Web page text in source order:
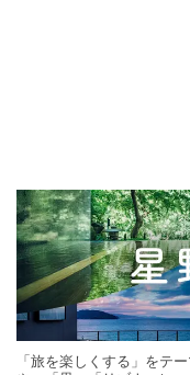
「旅を楽しくする」をテ